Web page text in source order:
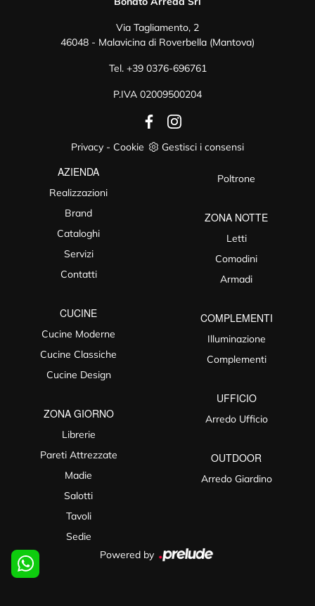
Via Tagliamento, 2
46048 - Malavicina di Roverbella (Mantova)
Tel. +39 0376-696761
P.IVA 02009500204
Privacy - Cookie Gestisci i consensi
AZIENDA
Realizzazioni
Brand
Cataloghi
Servizi
Contatti
CUCINE
Cucine Moderne
Cucine Classiche
Cucine Design
ZONA GIORNO
Librerie
Pareti Attrezzate
Madie
Salotti
Tavoli
Sedie
Poltrone
ZONA NOTTE
Letti
Comodini
Armadi
COMPLEMENTI
Illuminazione
Complementi
UFFICIO
Arredo Ufficio
OUTDOOR
Arredo Giardino
Powered by